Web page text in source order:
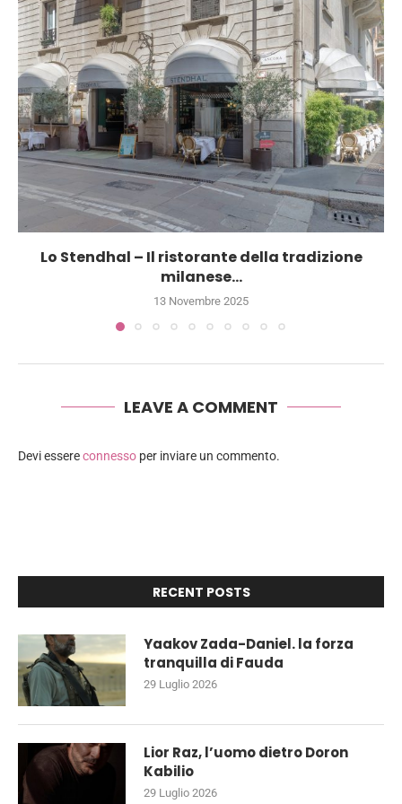
Lo Stendhal – Il ristorante della tradizione
milanese...
13 Novembre 2025
LEAVE A COMMENT
Devi essereconnesso per inviare un commento.
RECENT POSTS
Yaakov Zada-Daniel. la forza
tranquilla di Fauda
29 Luglio 2026
Lior Raz, l’uomo dietro Doron
Kabilio
29 Luglio 2026